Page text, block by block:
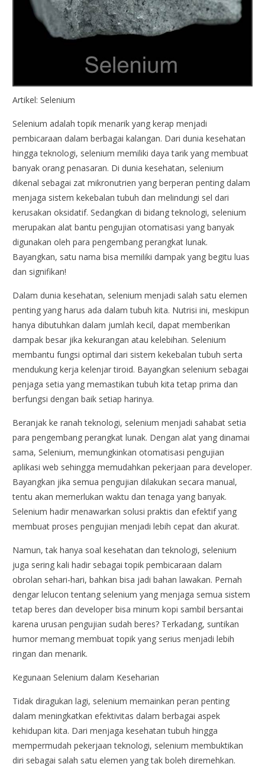
Artikel: Selenium
Selenium adalah topik menarik yang kerap menjadi
pembicaraan dalam berbagai kalangan. Dari dunia kesehatan
hingga teknologi, selenium memiliki daya tarik yang membuat
banyak orang penasaran. Di dunia kesehatan, selenium
dikenal sebagai zat mikronutrien yang berperan penting dalam
menjaga sistem kekebalan tubuh dan melindungi sel dari
kerusakan oksidatif. Sedangkan di bidang teknologi, selenium
merupakan alat bantu pengujian otomatisasi yang banyak
digunakan oleh para pengembang perangkat lunak.
Bayangkan, satu nama bisa memiliki dampak yang begitu luas
dan signifikan!
Dalam dunia kesehatan, selenium menjadi salah satu elemen
penting yang harus ada dalam tubuh kita. Nutrisi ini, meskipun
hanya dibutuhkan dalam jumlah kecil, dapat memberikan
dampak besar jika kekurangan atau kelebihan. Selenium
membantu fungsi optimal dari sistem kekebalan tubuh serta
mendukung kerja kelenjar tiroid. Bayangkan selenium sebagai
penjaga setia yang memastikan tubuh kita tetap prima dan
berfungsi dengan baik setiap harinya.
Beranjak ke ranah teknologi, selenium menjadi sahabat setia
para pengembang perangkat lunak. Dengan alat yang dinamai
sama, Selenium, memungkinkan otomatisasi pengujian
aplikasi web sehingga memudahkan pekerjaan para developer.
Bayangkan jika semua pengujian dilakukan secara manual,
tentu akan memerlukan waktu dan tenaga yang banyak.
Selenium hadir menawarkan solusi praktis dan efektif yang
membuat proses pengujian menjadi lebih cepat dan akurat.
Namun, tak hanya soal kesehatan dan teknologi, selenium
juga sering kali hadir sebagai topik pembicaraan dalam
obrolan sehari-hari, bahkan bisa jadi bahan lawakan. Pernah
dengar lelucon tentang selenium yang menjaga semua sistem
tetap beres dan developer bisa minum kopi sambil bersantai
karena urusan pengujian sudah beres? Terkadang, suntikan
humor memang membuat topik yang serius menjadi lebih
ringan dan menarik.
Kegunaan Selenium dalam Keseharian
Tidak diragukan lagi, selenium memainkan peran penting
dalam meningkatkan efektivitas dalam berbagai aspek
kehidupan kita. Dari menjaga kesehatan tubuh hingga
mempermudah pekerjaan teknologi, selenium membuktikan
diri sebagai salah satu elemen yang tak boleh diremehkan.